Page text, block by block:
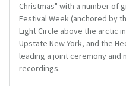
Christmas" with a number of
Festival Week (anchored by
Light Circle above the arctic
Upstate New York, and the
leading a joint ceremony and
recordings.